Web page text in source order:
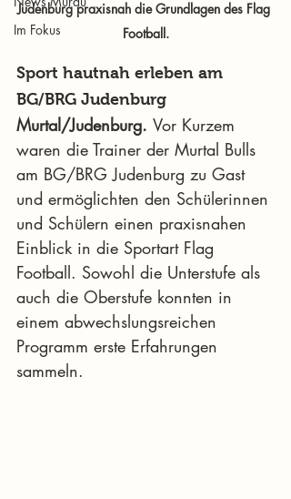
Im Fokus
Judenburg praxisnah die Grundlagen des Flag
Football.
Sport hautnah erleben am
BG/BRG Judenburg
Murtal/Judenburg. Vor Kurzem
waren die Trainer der Murtal Bulls
am BG/BRG Judenburg zu Gast
und ermöglichten den Schülerinnen
und Schülern einen praxisnahen
Einblick in die Sportart Flag
Football. Sowohl die Unterstufe als
auch die Oberstufe konnten in
einem abwechslungsreichen
Programm erste Erfahrungen
sammeln.